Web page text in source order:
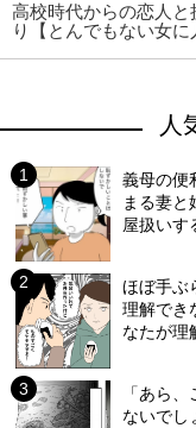
高校時代からの恋人
り【とんでもない女に
人
義母の便
まる妻と
屋扱いす
ほぼ手ぶ
理解でき
なたが理
「あら
ないで